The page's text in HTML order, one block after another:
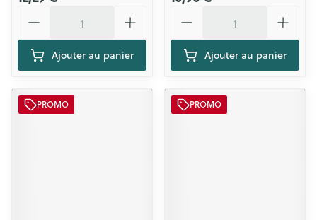
Ajouter au panier Ajouter au panier
PROMO PROMO